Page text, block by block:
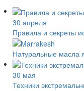
30 апреля
Правила и секреты
Натуральные масла
30 мая
Техники